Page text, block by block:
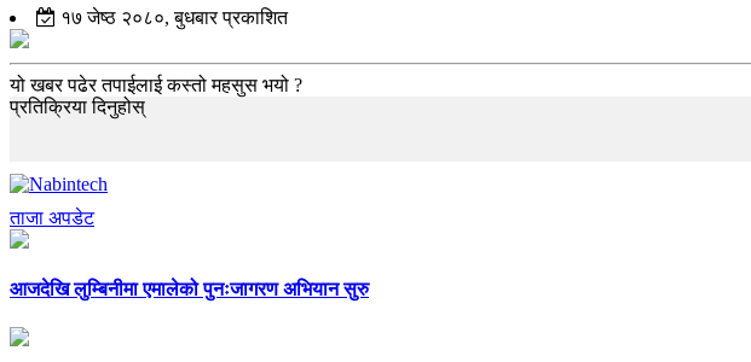
१७ जेष्ठ २०८०, बुधबार प्रकाशित
यो खबर पढेर तपाईलाई कस्तो महसुस भयो ?
प्रतिक्रिया दिनुहोस्
ताजा अपडेट
आजदेखि लुम्बिनीमा एमालेको पुनःजागरण अभियान सुरु